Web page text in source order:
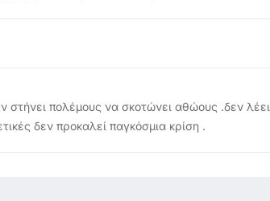
στήνει πολέμους να σκοτώνει αθώους .δεν λέει
δεν προκαλεί παγκόσμια κρίση .